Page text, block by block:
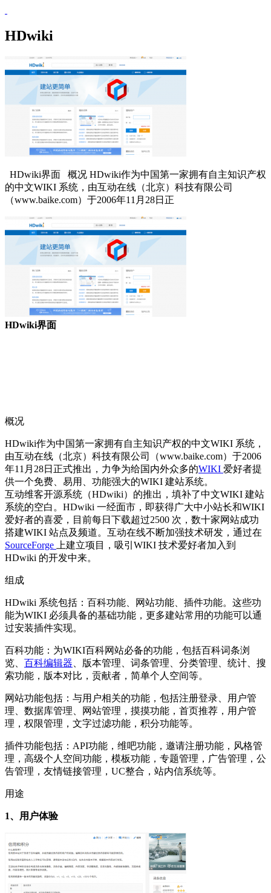
HDwiki
HDwiki界面 概况 HDwiki作为中国第一家拥有自主知识产权
的中文WIKI 系统，由互动在线（北京）科技有限公司
（www.baike.com）于2006年11月28日正
HDwiki界面
概况
HDwiki作为中国第一家拥有自主知识产权的中文WIKI 系统，
由互动在线（北京）科技有限公司（www.baike.com）于2006
年11月28日正式推出，力争为给国内外众多的WIKI 爱好者提
供一个免费、易用、功能强大的WIKI 建站系统。
互动维客开源系统（HDwiki）的推出，填补了中文WIKI 建站
系统的空白。HDwiki 一经面市，即获得广大中小站长和WIKI
爱好者的喜爱，目前每日下载超过2500 次，数十家网站成功
搭建WIKI 站点及频道。互动在线不断加强技术研发，通过在
SourceForge
上建立项目，吸引WIKI 技术爱好者加入到
HDwiki 的开发中来。
组成
HDwiki 系统包括：百科功能、网站功能、插件功能。这些功
能为WIKI 必须具备的基础功能，更多建站常用的功能可以通
过安装插件实现。
百科功能：为WIKI百科网站必备的功能，包括百科词条浏
览、 百科编辑器 、版本管理、词条管理、分类管理、统计、搜
索功能，版本对比，贡献者，简单个人空间等。
网站功能包括：与用户相关的功能，包括注册登录、用户管
理、数据库管理、网站管理，摸摸功能，首页推荐，用户管
理，权限管理，文字过滤功能，积分功能等。
插件功能包括：API功能，维吧功能，邀请注册功能，风格管
理，高级个人空间功能，模板功能，专题管理，广告管理，公
告管理，友情链接管理，UC整合，站内信系统等。
用途
1、用户体验